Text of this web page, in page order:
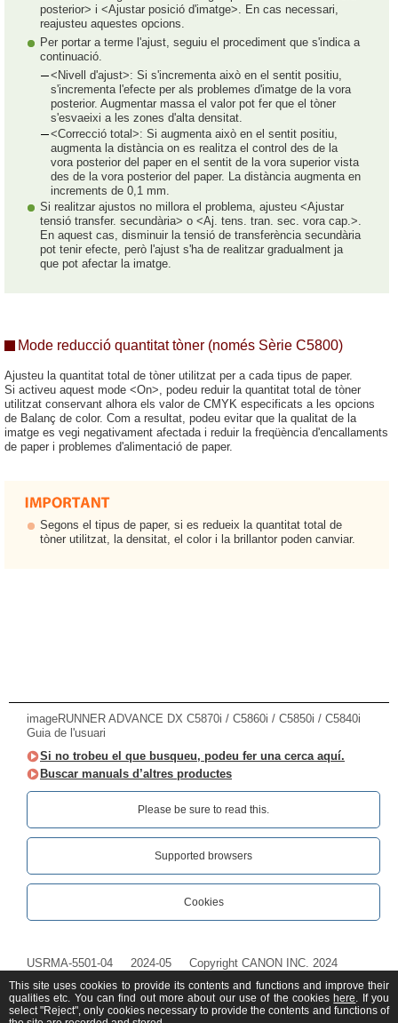
posterior> i <Ajustar posició d'imatge>. En cas necessari,
reajusteu aquestes opcions.
Per portar a terme l'ajust, seguiu el procediment que s'indica a
continuació.
<Nivell d'ajust>: Si s'incrementa això en el sentit positiu,
s'incrementa l'efecte per als problemes d'imatge de la vora
posterior. Augmentar massa el valor pot fer que el tòner
s'esvaeixi a les zones d'alta densitat.
<Correcció total>: Si augmenta això en el sentit positiu,
augmenta la distància on es realitza el control des de la
vora posterior del paper en el sentit de la vora superior vista
des de la vora posterior del paper. La distància augmenta en
increments de 0,1 mm.
Si realitzar ajustos no millora el problema, ajusteu <Ajustar
tensió transfer. secundària> o <Aj. tens. tran. sec. vora cap.>.
En aquest cas, disminuir la tensió de transferència secundària
pot tenir efecte, però l'ajust s'ha de realitzar gradualment ja
que pot afectar la imatge.
Mode reducció quantitat tòner (només Sèrie C5800)
Ajusteu la quantitat total de tòner utilitzat per a cada tipus de paper.
Si activeu aquest mode <On>, podeu reduir la quantitat total de tòner
utilitzat conservant alhora els valor de CMYK especificats a les opcions
de Balanç de color. Com a resultat, podeu evitar que la qualitat de la
imatge es vegi negativament afectada i reduir la freqüència d'encallaments
de paper i problemes d'alimentació de paper.
Segons el tipus de paper, si es redueix la quantitat total de
tòner utilitzat, la densitat, el color i la brillantor poden canviar.
imageRUNNER ADVANCE DX C5870i / C5860i / C5850i / C5840i
Guia de l'usuari
Si no trobeu el que busqueu, podeu fer una cerca aquí.
Buscar manuals d’altres productes
Please be sure to read this.‎
Supported browsers
Cookies
USRMA-5501-04 2024-05 Copyright CANON INC. 2024
This site uses cookies to provide its contents and functions and improve their
qualities etc. You can find out more about our use of the cookies here. If you
select "Reject", only cookies necessary to provide the contents and functions of